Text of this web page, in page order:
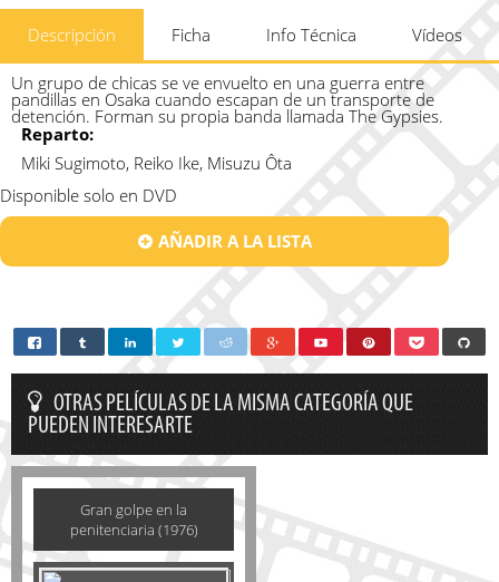
Descripción Ficha Info Técnica Vídeos
Un grupo de chicas se ve envuelto en una guerra entre
pandillas en Osaka cuando escapan de un transporte de
detención. Forman su propia banda llamada The Gypsies.
Reparto:
Miki Sugimoto, Reiko Ike, Misuzu Ôta
Disponible solo en DVD
AÑADIR A LA LISTA
OTRAS PELÍCULAS DE LA MISMA CATEGORÍA QUE
PUEDEN INTERESARTE
Gran golpe en la
penitenciaria (1976)